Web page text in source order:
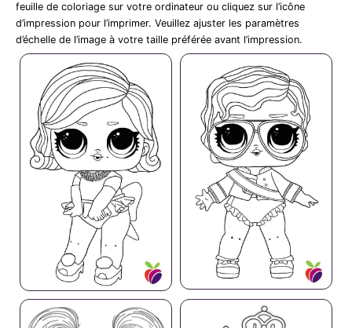
feuille de coloriage sur votre ordinateur ou cliquez sur l’icône
d’impression pour l’imprimer. Veuillez ajuster les paramètres
d’échelle de l’image à votre taille préférée avant l’impression.